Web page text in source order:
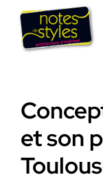
Passer
contenu
et son